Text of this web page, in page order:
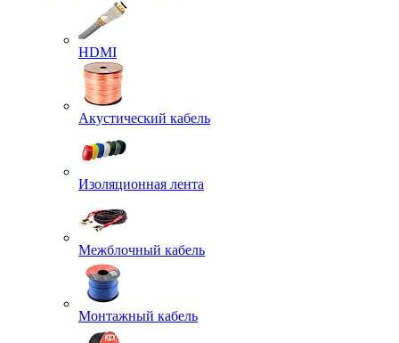
HDMI
Акустический кабель
Изоляционная лента
Межблочный кабель
Монтажный кабель